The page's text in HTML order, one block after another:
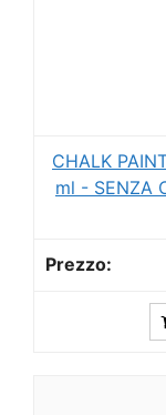
CHALK
ml - SENZA